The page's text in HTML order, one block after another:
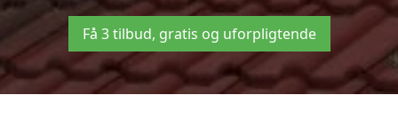
Få 3 tilbud, gratis og uforpligtende